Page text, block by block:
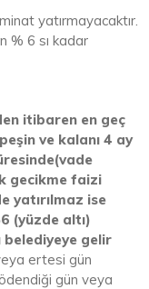
yatırmayacaktır.
% 6 sı kadar
itibaren en geç
peşin ve kalanı 4 ay
gecikme faizi
yatırılmaz ise
(yüzde altı)
belediyeye gelir
ertesi gün
gün veya